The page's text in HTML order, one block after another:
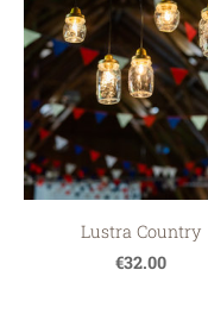
Lustra Country
€32.00